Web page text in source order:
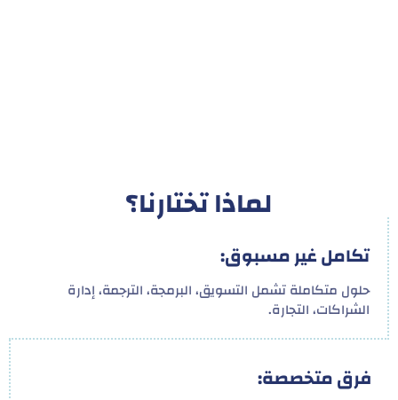
لماذا تختارنا؟
تكامل غير مسبوق:
حلول متكاملة تشمل التسويق، البرمجة، الترجمة، إدارة
الشراكات، التجارة.
فرق متخصصة: